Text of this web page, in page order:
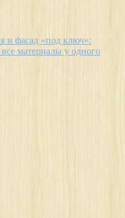
и фасад «под ключ»:
материалы у одного